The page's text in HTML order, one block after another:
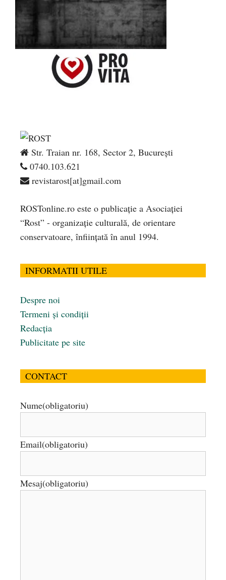
Str. Traian nr. 168, Sector 2, București
0740.103.621
revistarost[at]gmail.com
ROSTonline.ro este o publicaţie a Asociaţiei
“Rost” - organizaţie culturală, de orientare
conservatoare, înfiinţată în anul 1994.
INFORMATII UTILE
Despre noi
Termeni și condiții
Redacția
Publicitate pe site
CONTACT
Nume(obligatoriu)
Email(obligatoriu)
Mesaj(obligatoriu)